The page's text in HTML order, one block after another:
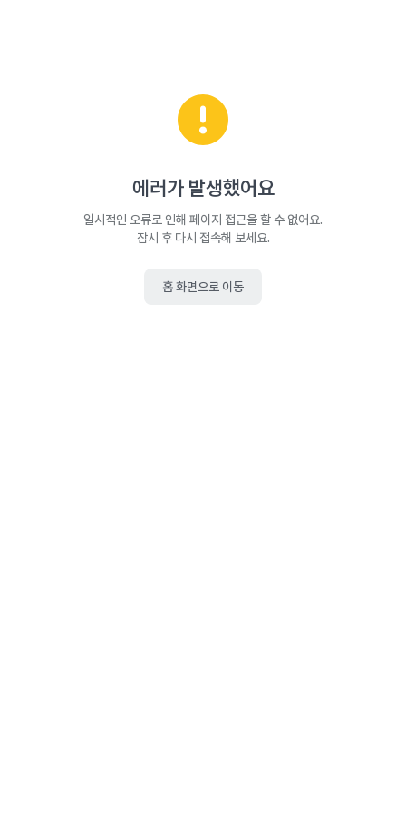
에러가 발생했어요
일시적인 오류로 인해 페이지 접근을 할 수 없어요.
잠시 후 다시 접속해 보세요.
홈 화면으로 이동